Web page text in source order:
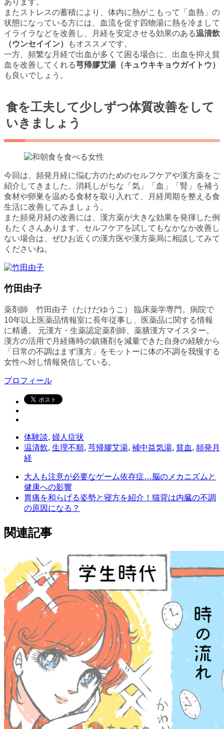
またストレスの蓄積により、体内に熱がこもって「血熱」の
状態になっている方には、血流を促す四物湯に熱を冷まして
イライラなどを改善し、月経を安定させる効果のある温清飲
（ウンセイイン）
もオススメです。
一方、頻繁な月経で出血が多くて困る場合に、出血を抑え貧
血を改善してくれる芎帰膠艾湯（キュウキキョウガイトウ）
も良いでしょう。
食を工夫して少しずつ体質改善をして
いきましょう
今回は、頻発月経に悩む方のためのセルフケアや漢方薬をご
紹介してきました。消耗しがちな「気」「血」「腎」を補う
食材や卵巣を温める食材を取り入れて、月経周期を整える食
生活に改善してみましょう。
また頻発月経の改善には、漢方薬が大きな効果を発揮した例
もたくさんあります。セルフケアを試してもなかなか改善し
ない場合は、ぜひお近くの漢方医や漢方薬局に相談してみて
くださいね。
竹田由子
薬剤師 竹田由子（たけだゆうこ） 臨床薬学専門。病院で
10年以上医薬品情報室に長年従事し、医薬品に関する情報
に精通。 元漢方・生薬認定薬剤師、薬膳漢方マイスター。
漢方の活用で月経痛時の鎮痛剤を減量できた自身の経験から
「日常の不調はまず漢方」をモットーに体の不調を我慢する
女性へ対し情報発信している。
プロフィール
体験談, 婦人症状
温清飲, 生理不順, 芎帰膠艾湯, 補中益気湯, 貧血 , 頻発月
経
大人も注意が必要なゲーム依存症…脳のメカニズムと
健康への影響
胃痛を和らげる姿勢と寝方を紹介！猫背は内臓の不調
の原因になる？
関連記事